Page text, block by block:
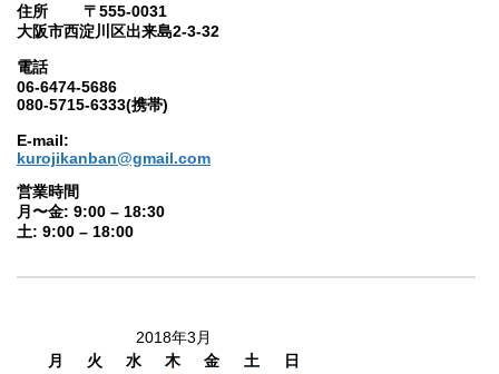
住所 〒555-0031
大阪市西淀川区出来島2-3-32
電話
06-6474-5686
080-5715-6333(携帯)
E-mail:
kurojikanban@gmail.com
営業時間
月〜金: 9:00 – 18:30
土: 9:00 – 18:00
2018年3月
月
火 水 木 金 土
日